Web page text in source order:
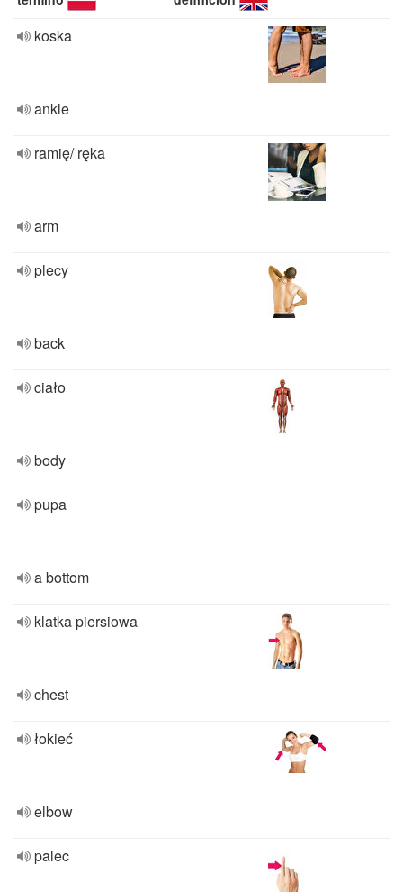
koska
ankle
ramię/ ręka
arm
plecy
back
ciało
body
pupa
a bottom
klatka piersiowa
chest
łokieć
elbow
palec